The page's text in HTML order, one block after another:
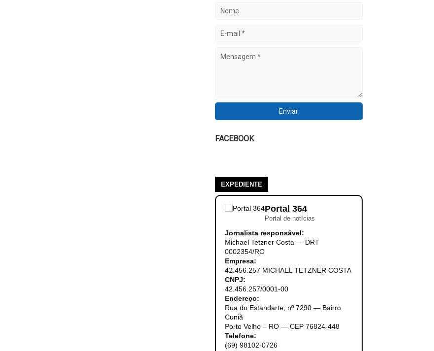
FACEBOOK
EXPEDIENTE
Portal 364
Portal de notícias
Jornalista responsável:
Michael Tetzner Costa — DRT
0002354/RO
Empresa:
42.456.257 MICHAEL TETZNER COSTA
CNPJ:
42.456.257/0001-00
Endereço:
Rua do Estandarte, nº 7290 — Bairro
Cuniã
Porto Velho – RO — CEP 76824-448
Telefone:
(69) 98102-0726